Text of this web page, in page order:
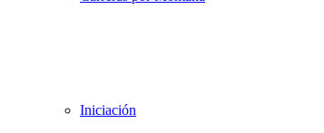
Iniciación